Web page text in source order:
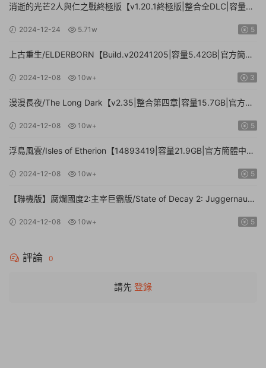
消逝的光芒2人與仁之戰終極版【v1.20.1終極版|整合全DLC|容量
2024-12-24 5.71w 5
上古重生/ELDERBORN【Build.v20241205|容量5.42GB|官方簡體
2024-12-08 10w+ 3
漫漫長夜/The Long Dark【v2.35|整合第四章|容量15.7GB|官方簡
2024-12-08 10w+ 5
浮島風雲/Isles of Etherion【14893419|容量21.9GB|官方簡體中
2024-12-08 10w+ 5
【聯機版】腐爛國度2:主宰巨霸版/State of Decay 2: Juggernaut
2024-12-08 10w+ 5
評論 0
請先 登錄